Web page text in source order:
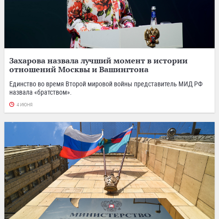
Захарова назвала лучший момент в истории
отношений Москвы и Вашингтона
Единство во время Второй мировой войны представитель МИД РФ
назвала «братством».
4 ИЮНЯ